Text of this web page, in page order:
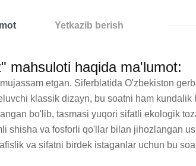
Yetkazib berish
mahsuloti haqida ma'lumot:
etgan. Siferblatida O'zbekiston
klassik dizayn, bu soatni ham
bo'lib, tasmasi yuqori sifatli ekologik
va fosforli qo'llar bilan jihozlangan
va sifatni birdek istaganlar uchun bu